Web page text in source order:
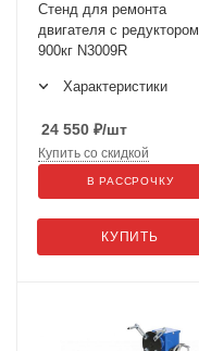
Стенд для ремонта
двигателя с редуктором
900кг N3009R
Характеристики
24 550 ₽/шт
КУПИТЬ
Купить со скидкой
В РАССРОЧКУ